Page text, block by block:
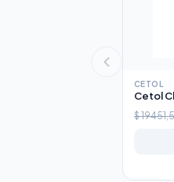
CETOL
Cetol
$